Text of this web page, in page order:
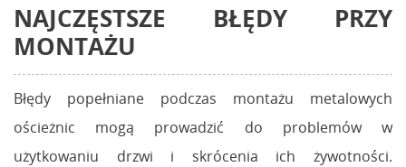
NAJCZĘSTSZE BŁĘDY PRZY
MONTAŻU
Błędy popełniane podczas montażu metalowych
ościeżnic mogą prowadzić do problemów w
użytkowaniu drzwi i skrócenia ich żywotności.